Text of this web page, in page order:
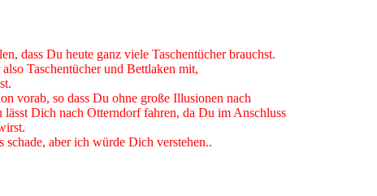
dass Du heute ganz viele Taschentücher brauchst.
Taschentücher und Bettlaken mit,
vorab, so dass Du ohne große Illusionen nach
Dich nach Otterndorf fahren, da Du im Anschluss
schade, aber ich würde Dich verstehen..